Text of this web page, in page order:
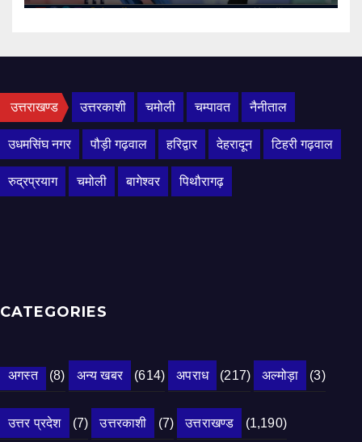
उत्तराखण्ड उत्तरकाशी चमोली चम्पावत नैनीताल
उधमसिंघ नगर पौड़ी गढ़वाल हरिद्वार देहरादून टिहरी गढ़वाल
रुद्रप्रयाग चमोली बागेश्वर पिथौरागढ़
CATEGORIES
अगस्त (8) अन्य खबर (614) अपराध (217) अल्मोड़ा (3)
उत्तर प्रदेश (7) उत्तरकाशी (7) उत्तराखण्ड (1,190)